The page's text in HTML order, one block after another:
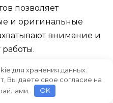
позволяет
и оригинальные
внимание и
желаемого
изометрического
для хранения данных.
Вы даете свое согласие на
OK